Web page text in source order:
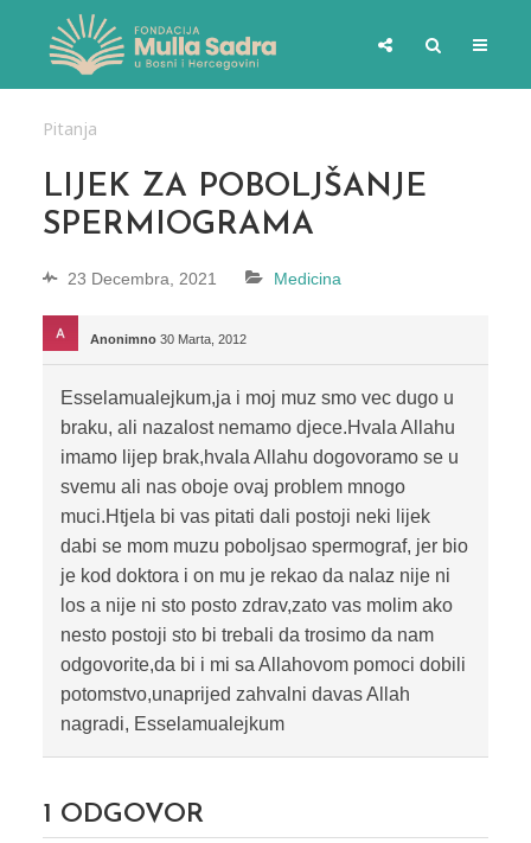
Pitanja
LIJEK ZA POBOLJŠANJE
SPERMIOGRAMA
23 Decembra, 2021 Medicina
Anonimno 30 Marta, 2012
Esselamualejkum,ja i moj muz smo vec dugo u
braku, ali nazalost nemamo djece.Hvala Allahu
imamo lijep brak,hvala Allahu dogovoramo se u
svemu ali nas oboje ovaj problem mnogo
muci.Htjela bi vas pitati dali postoji neki lijek
dabi se mom muzu poboljsao spermograf, jer bio
je kod doktora i on mu je rekao da nalaz nije ni
los a nije ni sto posto zdrav,zato vas molim ako
nesto postoji sto bi trebali da trosimo da nam
odgovorite,da bi i mi sa Allahovom pomoci dobili
potomstvo,unaprijed zahvalni davas Allah
nagradi, Esselamualejkum
1 ODGOVOR